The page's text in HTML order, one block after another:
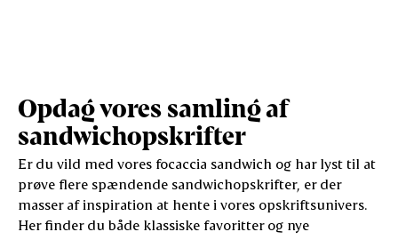
Opdag vores samling af
sandwichopskrifter
Er du vild med vores focaccia sandwich og har lyst til at
prøve flere spændende sandwichopskrifter, er der
masser af inspiration at hente i vores opskriftsunivers.
Her finder du både klassiske favoritter og nye